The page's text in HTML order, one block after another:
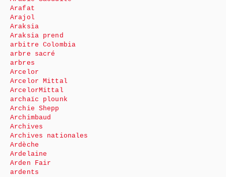
Arafat
Arajol
Araksia
Araksia prend
arbitre Colombia
arbre sacré
arbres
Arcelor
Arcelor Mittal
ArcelorMittal
archaïc plounk
Archie Shepp
Archimbaud
Archives
Archives nationales
Ardèche
Ardelaine
Arden Fair
ardents